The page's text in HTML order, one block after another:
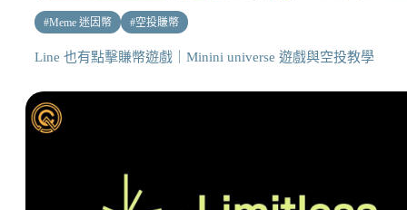
#Meme 迷因幣 #空投賺幣
Line 也有點擊賺幣遊戲｜Minini universe 遊戲與空投教學